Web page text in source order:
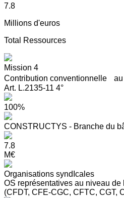
7.8
Millions d'euros
Total Ressources
Mission 4
Contribution conventionnelle
Art. L.2135-11 4°
100%
CONSTRUCTYS - Branche du
7.8
M€
Organisations syndIcales
OS représentatives au niveau de
(CFDT, CFE-CGC, CFTC, CGT,